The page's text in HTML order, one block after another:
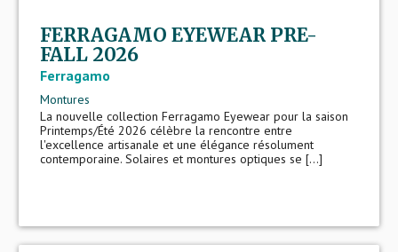
FERRAGAMO EYEWEAR PRE-
FALL 2026
Ferragamo
Montures
La nouvelle collection Ferragamo Eyewear pour la saison
Printemps/Été 2026 célèbre la rencontre entre
l'excellence artisanale et une élégance résolument
contemporaine. Solaires et montures optiques se [...]